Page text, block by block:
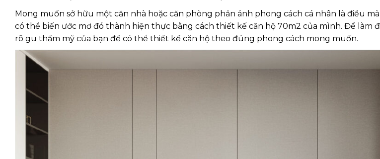
Mong muốn sở hữu một căn nhà hoặc căn phòng phản ánh phong cách cá nhân là điều
có thể biến ước mơ đó thành hiện thực bằng cách thiết kế căn hộ 70m2 của mình. Để làm
rõ gu thẩm mỹ của bạn để có thể thiết kế căn hộ theo đúng phong cách mong muốn.